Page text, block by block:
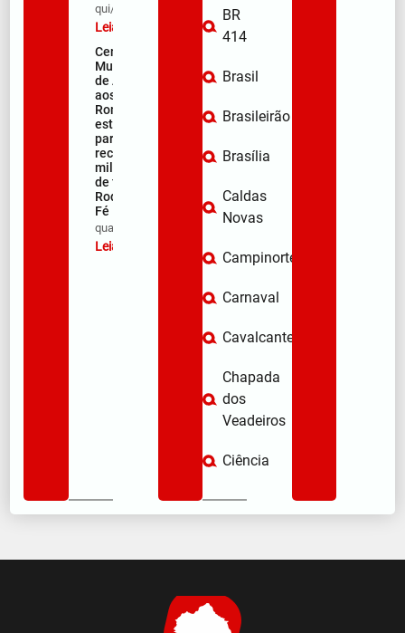
qui/08/2026
Leia mais »
Centro
Municipal
de Apoio
aos
Romeiros
está pronto
para
receber
milhares
de fiéis na
Rodovia da
Fé
qua/08/2026
Leia mais »
BR
414
Brasil
Brasileirão
Brasília
Caldas
Novas
Campinorte
Carnaval
Cavalcante
Chapada
dos
Veadeiros
Ciência